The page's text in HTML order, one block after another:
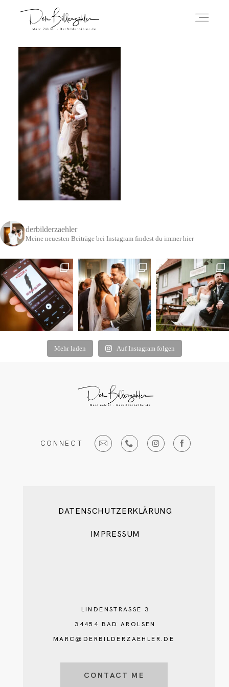
derbilderzaehler
Meine neuesten Beiträge bei Instagram findest du immer hier
Mehr laden Auf Instagram folgen
LINDENSTRASSE 3
DATENSCHUTZERKLÄRUNG
IMPRESSUM
34454 BAD AROLSEN
MARC@DERBILDERZAEHLER.DE
CONNECT
CONTACT ME
ÜBER MICH
HOCHZEITSREPORTAGEN
IMPRESSUM
DATENSCHUTZERKLÄRUNG